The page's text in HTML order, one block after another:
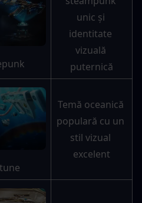
unic și
identitate
vizuală
puternică
Temă oceanică
populară cu un
stil vizual
excelent